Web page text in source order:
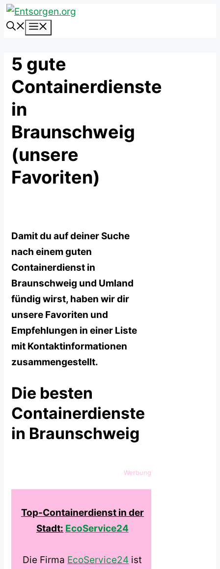
Zum
Inhalt
5 gute
Containerdienste
in
Braunschweig
(unsere
Favoriten)
Damit du auf deiner Suche
nach einem guten
Containerdienst in
Braunschweig und Umland
fündig wirst, haben wir dir
unsere Favoriten und
Empfehlungen in einer Liste
mit Kontaktinformationen
zusammengestellt.
Die besten
Containerdienste
in Braunschweig
Werbung
Top-Containerdienst in der
Stadt: EcoService24
Die Firma EcoService24 ist